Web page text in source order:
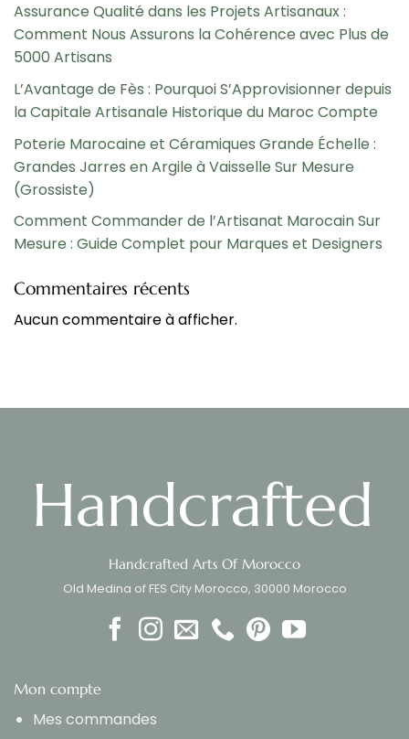
Assurance Qualité dans les Projets Artisanaux :
Comment Nous Assurons la Cohérence avec Plus de
5000 Artisans
L’Avantage de Fès : Pourquoi S’Approvisionner depuis
la Capitale Artisanale Historique du Maroc Compte
Poterie Marocaine et Céramiques Grande Échelle :
Grandes Jarres en Argile à Vaisselle Sur Mesure
(Grossiste)
Comment Commander de l’Artisanat Marocain Sur
Mesure : Guide Complet pour Marques et Designers
Commentaires récents
Aucun commentaire à afficher.
Handcrafted Arts Of Morocco
Old Medina of FES City Morocco, 30000 Morocco
Mon compte
Mes commandes